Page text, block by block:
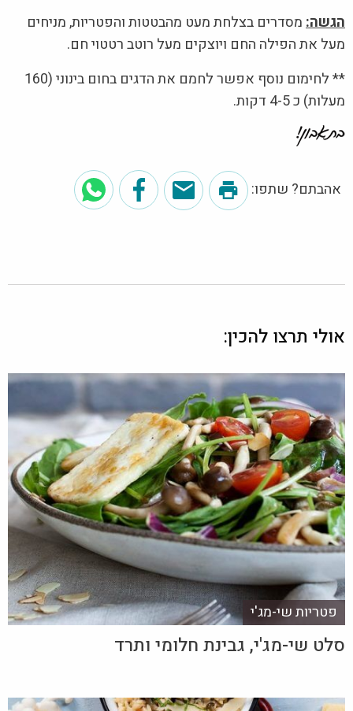
הגשה:מסדרים בצלחת מעט מהבטטות והפטריות, מניחים
מעל את הפילה החם ויוצקים מעל רוטב רטטוי חם.
** לחימום נוסף אפשר לחמם את הדגים בחום בינוני (160
מעלות) כ 4-5 דקות.
אהבתם? שתפו:
אולי תרצו להכין:
פטריות שי-מג'י
סלט שי-מג'י, גבינת חלומי ותרד